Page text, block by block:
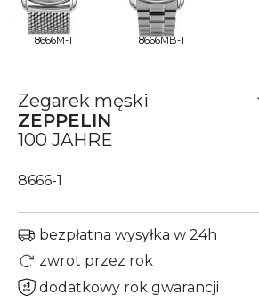
8666M-1 8666MB-1
Zegarek męski
ZEPPELIN
100 JAHRE
8666-1
bezpłatna wysyłka w 24h
zwrot przez rok
dodatkowy rok gwarancji